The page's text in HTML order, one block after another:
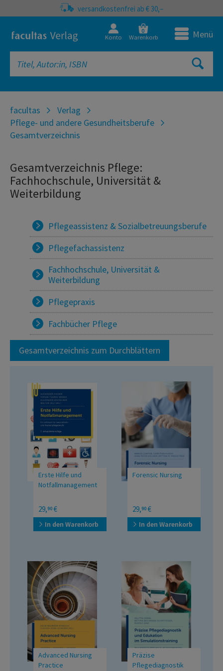
versandkostenfrei ab € 30,–
Konto
0
Warenkorb Menü
facultas
Verlag
Pflege- und andere Gesundheitsberufe
Gesamtverzeichnis
Gesamtverzeichnis Pflege:
Fachhochschule, Universität &
Weiterbildung
Pflegeassistenz & Sozialbetreuungsberufe
Pflegefachassistenz
Fachhochschule, Universität &
Weiterbildung
Pflegepraxis
Fachbücher Pflege
Gesamtverzeichnis zum Durchblättern
Erste Hilfe und
Notfallmanagement
Ein Lehrbuch für
Gesundheits- und
Krankenpflegeberufe
29,90 €
In den Warenkorb
Forensic Nursing
Grundsätze und Praxis
29,90 €
In den Warenkorb
Advanced Nursing
Practice
Präzise
Pflegediagnostik